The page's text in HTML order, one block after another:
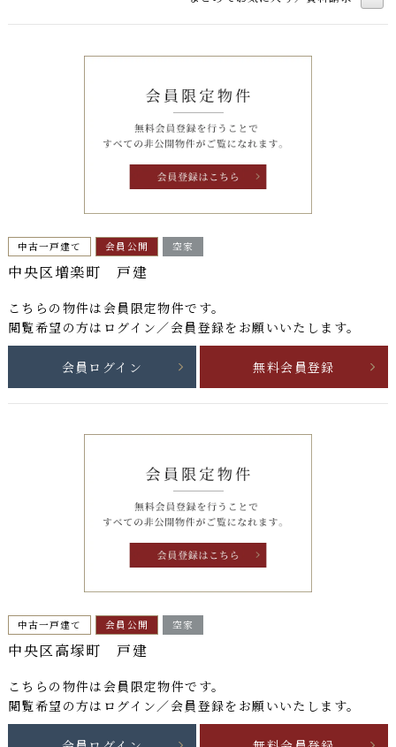
中古一戸建て 会員公開 空家
中央区増楽町 戸建
こちらの物件は 会員限定物件です。
閲覧希望の方はログイン／会員登録をお願いいたします。
会員ログイン 無料会員登録
中古一戸建て 会員公開 空家
中央区高塚町 戸建
こちらの物件は 会員限定物件です。
閲覧希望の方はログイン／会員登録をお願いいたします。